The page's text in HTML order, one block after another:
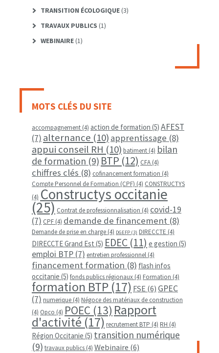
TRANSITION ÉCOLOGIQUE(3)
TRAVAUX PUBLICS (1)
WEBINAIRE(1)
MOTS CLÉS DU SITE
accompagnement (4) action de formation (5) AFEST
(7) alternance (10) apprentissage (8)
appui conseil RH (10) batiment (4) bilan
de formation (9) BTP (12) CFA (4)
chiffres clés (8) cofinancement formation (4)
Compte Personnel de Formation (CPF) (4) CONSTRUCTYS
(4) Constructys occitanie
(25) Contrat de professionnalisation (4) covid-19
(7) CPF (4) demande de financement (8)
Demande de prise en charge (4) DGEFP (3) DIRECCTE (4)
DIRECCTE Grand Est (5) EDEC (11) e gestion (5)
emploi BTP (7) entretien professionnel (4)
financement formation (8) flash infos
occitanie (5) fonds publics régionaux (4) Formation (4)
formation BTP (17) FSE (6) GPEC
(7) numerique (4) Négoce des matériaux de construction
(4) Opco (4) POEC (13) Rapport
d'activité (17) recrutement BTP (4) RH (4)
Région Occitanie (5) transition numérique
(9) travaux publics (4) Webinaire (6)